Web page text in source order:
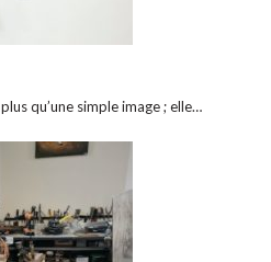
qu’une simple image ; elle…